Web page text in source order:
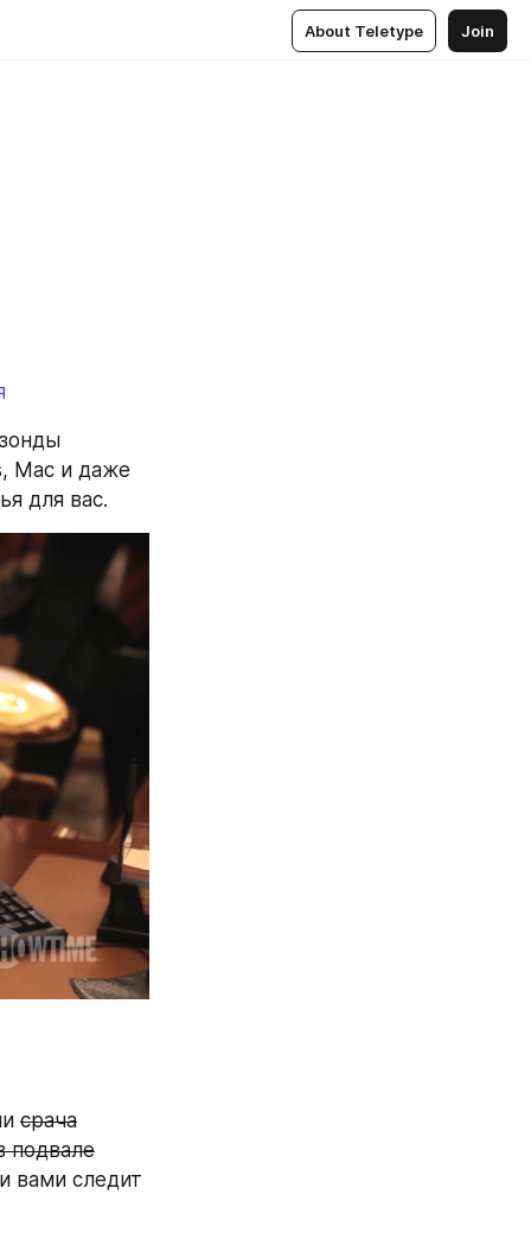
About Teletype Join
Mac и даже
для вас.
срача
подвале
вами следит